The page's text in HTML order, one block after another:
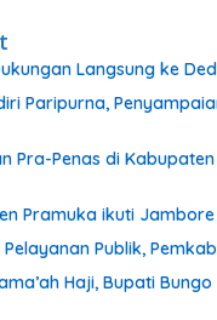
Langsung ke
Paripurna,
Pra-Penas di
Pramuka ikuti
Publik,
Haji, Bupati